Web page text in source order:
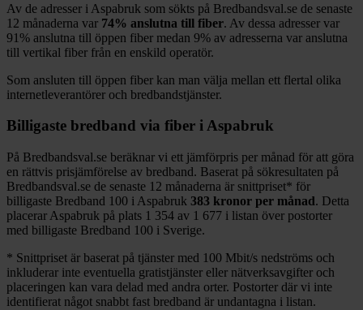
Av de adresser i Aspabruk som sökts på Bredbandsval.se de senaste
12 månaderna var 74% anslutna till fiber. Av dessa adresser var
91% anslutna till öppen fiber medan 9% av adresserna var anslutna
till vertikal fiber från en enskild operatör.
Som ansluten till öppen fiber kan man välja mellan ett flertal olika
internetleverantörer och bredbandstjänster.
Billigaste bredband via fiber iAspabruk
På Bredbandsval.se beräknar vi ett jämförpris per månad för att göra
en rättvis prisjämförelse av bredband. Baserat på sökresultaten på
Bredbandsval.se de senaste 12 månaderna är snittpriset* för
billigaste Bredband 100 i Aspabruk 383 kronor per månad. Detta
placerar Aspabruk på plats 1 354 av 1 677 i listan över postorter
med billigaste Bredband 100 i Sverige.
* Snittpriset är baserat på tjänster med 100 Mbit/s nedströms och
inkluderar inte eventuella gratistjänster eller nätverksavgifter och
placeringen kan vara delad med andra orter. Postorter där vi inte
identifierat något snabbt fast bredband är undantagna i listan.